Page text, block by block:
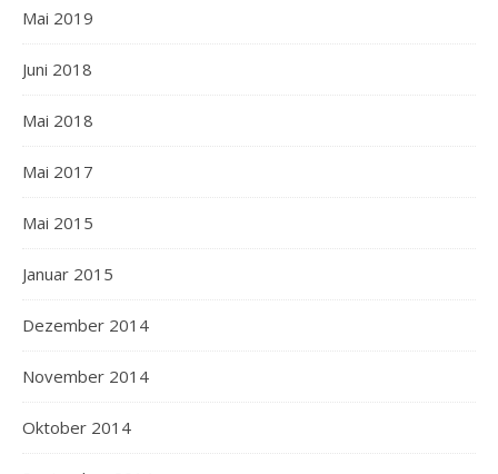
Mai 2019
Juni 2018
Mai 2018
Mai 2017
Mai 2015
Januar 2015
Dezember 2014
November 2014
Oktober 2014